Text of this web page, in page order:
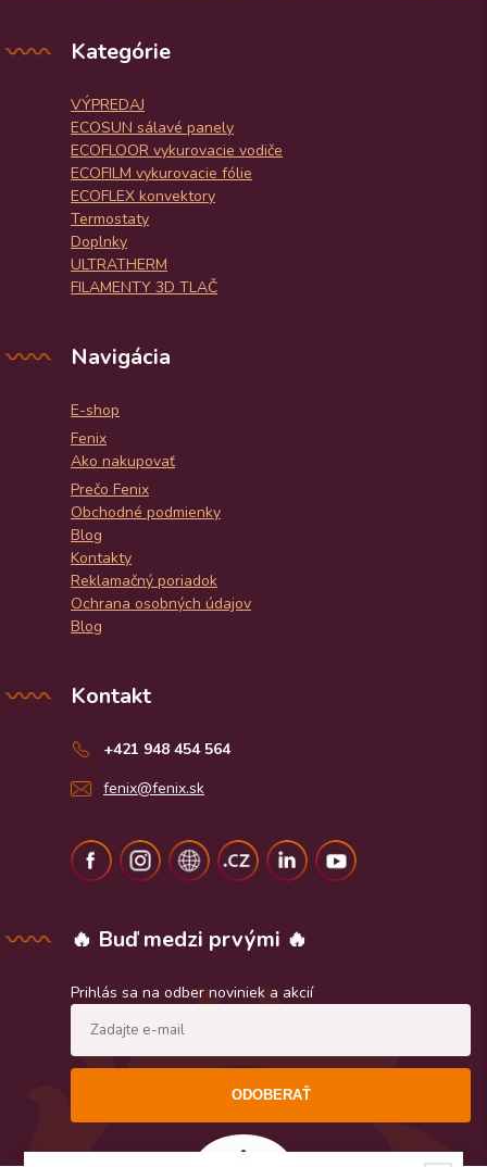
Kategórie
VÝPREDAJ
ECOSUN sálavé panely
ECOFLOOR vykurovacie vodiče
ECOFILM vykurovacie fólie
ECOFLEX konvektory
Termostaty
Doplnky
ULTRATHERM
FILAMENTY 3D TLAČ
Navigácia
E-shop
Fenix
Ako nakupovať
Prečo Fenix
Obchodné podmienky
Blog
Kontakty
Reklamačný poriadok
Ochrana osobných údajov
Blog
Kontakt
+421 948 454 564
fenix@fenix.sk
🔥 Buď medzi prvými 🔥
Prihlás sa na odber noviniek a akcií
ODOBERAŤ